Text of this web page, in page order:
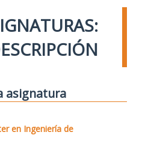
asignatura
en Ingeniería de